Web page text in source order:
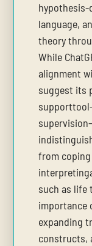
language,
theory
While
alignment
suggest its
from
such as life
importance
expanding
constructs,